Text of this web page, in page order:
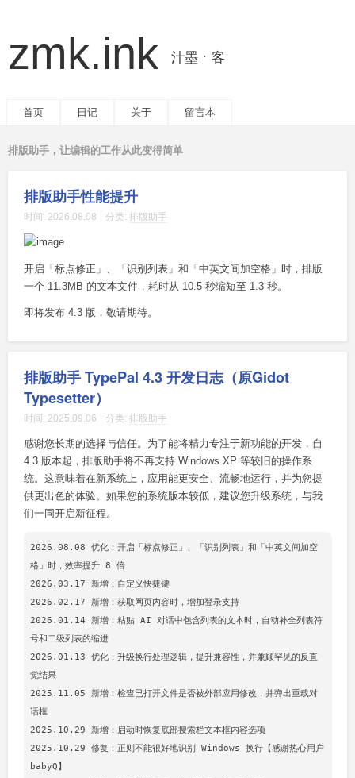
zmk.ink 汁墨ㆍ客
首页 日记 关于 留言本
排版助手，让编辑的工作从此变得简单
排版助手性能提升
时间: 2026.08.08 分类: 排版助手
开启「标点修正」、「识别列表」和「中英文间加空格」时，排版
一个 11.3MB 的文本文件，耗时从 10.5 秒缩短至 1.3 秒。
即将发布 4.3 版，敬请期待。
排版助手 TypePal 4.3 开发日志（原Gidot
Typesetter）
时间: 2025.09.06 分类: 排版助手
感谢您长期的选择与信任。为了能将精力专注于新功能的开发，自
4.3 版本起，排版助手将不再支持 Windows XP 等较旧的操作系
统。这意味着在新系统上，应用能更安全、流畅地运行，并为您提
供更出色的体验。如果您的系统版本较低，建议您升级系统，与我
们一同开启新征程。
2026.08.08 优化：开启「标点修正」、「识别列表」和「中英文间加空
格」时，效率提升 8 倍
2026.03.17 新增：自定义快捷键
2026.02.17 新增：获取网页内容时，增加登录支持
2026.01.14 新增：粘贴 AI 对话中包含列表的文本时，自动补全列表符
号和二级列表的缩进
2026.01.13 优化：升级换行处理逻辑，提升兼容性，并兼顾罕见的反直
觉结果
2025.11.05 新增：检查已打开文件是否被外部应用修改，并弹出重载对
话框
2025.10.29 新增：启动时恢复底部搜索栏文本框内容选项
2025.10.29 修复：正则不能很好地识别 Windows 换行【感谢热心用户
babyQ】